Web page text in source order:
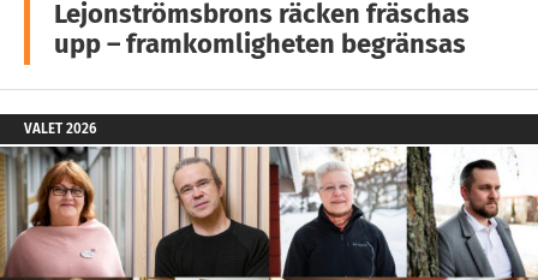
Lejonströmsbrons räcken fräschas
upp – framkomligheten begränsas
VALET 2026